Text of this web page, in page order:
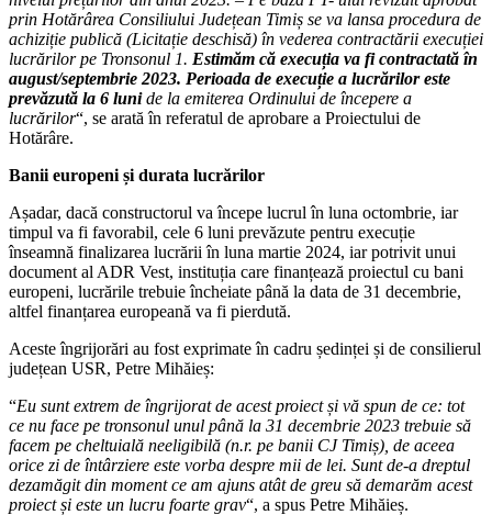
prin Hotărârea Consiliului Județean Timiș se va lansa procedura de
achiziție publică (Licitație deschisă) în vederea contractării execuției
lucrărilor pe Tronsonul 1. Estimăm că execuția va fi contractată în
august/septembrie 2023. Perioada de execuție a lucrărilor este
prevăzută la 6 lunide la emiterea Ordinului de începere a
lucrărilor“, se arată în referatul de aprobare a Proiectului de
Hotărâre.
Banii europeni și durata lucrărilor
Așadar, dacă constructorul va începe lucrul în luna octombrie, iar
timpul va fi favorabil, cele 6 luni prevăzute pentru execuție
înseamnă finalizarea lucrării în luna martie 2024, iar potrivit unui
document al ADR Vest, instituția care finanțează proiectul cu bani
europeni, lucrările trebuie încheiate până la data de 31 decembrie,
altfel finanțarea europeană va fi pierdută.
Aceste îngrijorări au fost exprimate în cadru ședinței și de consilierul
județean USR, Petre Mihăieș:
“Eu sunt extrem de îngrijorat de acest proiect și vă spun de ce: tot
ce nu face pe tronsonul unul până la 31 decembrie 2023 trebuie să
facem pe cheltuială neeligibilă (n.r. pe banii CJ Timiș), de aceea
orice zi de întârziere este vorba despre mii de lei. Sunt de-a dreptul
dezamăgit din moment ce am ajuns atât de greu să demarăm acest
proiect și este un lucru foarte grav“, a spus Petre Mihăieș.